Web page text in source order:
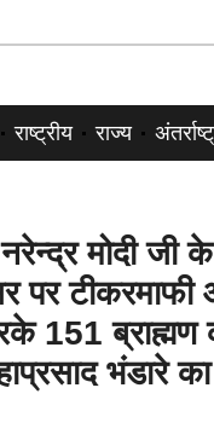
राष्ट्रीय राज्य
मोदी जी
पर
151 ब्राह्मण
भंडारे